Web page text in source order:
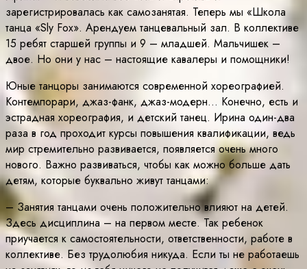
зарегистрировалась как самозанятая. Теперь мы «Школа
танца «Sly Fox». Арендуем танцевальный зал. В коллективе
15 ребят старшей группы и 9 – младшей. Мальчишек –
двое. Но они у нас – настоящие кавалеры и помощники!
Юные танцоры занимаются современной хореографией.
Контемпорари, джаз-фанк, джаз-модерн… Конечно, есть и
эстрадная хореография, и детский танец. Ирина один-два
раза в год проходит курсы повышения квалификации, ведь
мир стремительно развивается, появляется очень много
нового. Важно развиваться, чтобы как можно больше дать
детям, которые буквально живут танцами:
– Занятия танцами очень положительно влияют на детей.
Здесь дисциплина – на первом месте. Так ребенок
приучается к самостоятельности, ответственности, работе в
коллективе. Без трудолюбия никуда. Если ты не работаешь